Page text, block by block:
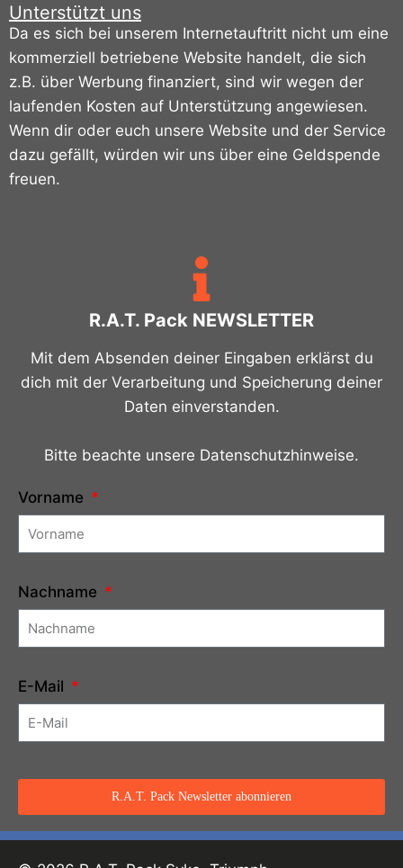
Unterstützt uns
Da es sich bei unserem Internetauftritt nicht um eine
kommerziell betriebene Website handelt, die sich
z.B. über Werbung finanziert, sind wir wegen der
laufenden Kosten auf Unterstützung angewiesen.
Wenn dir oder euch unsere Website und der Service
dazu gefällt, würden wir uns über eine Geldspende
freuen.
R.A.T. Pack NEWSLETTER
Mit dem Absenden deiner Eingaben erklärst du
dich mit der Verarbeitung und Speicherung deiner
Daten einverstanden.
Bitte beachte unsere Datenschutzhinweise.
Vorname
Nachname
E-Mail
R.A.T. Pack Newsletter abonnieren